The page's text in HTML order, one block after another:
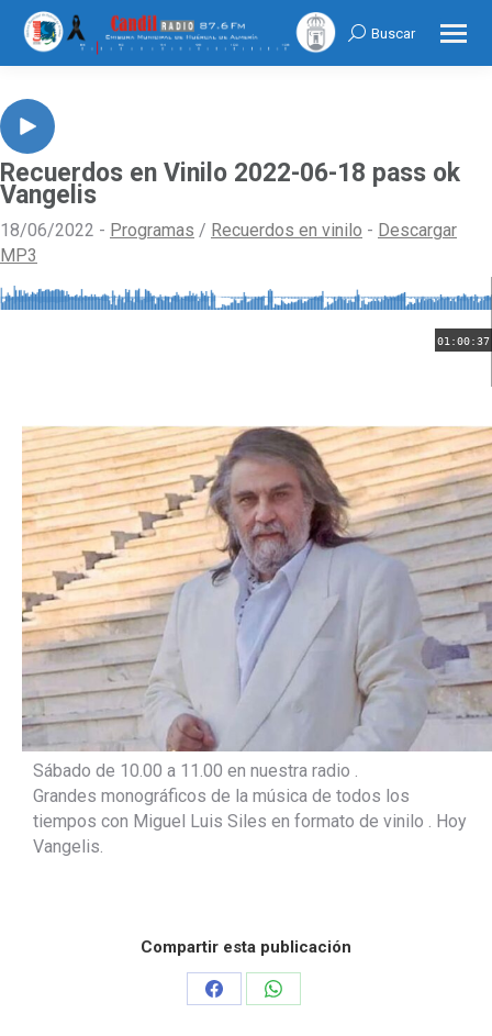
Search:
Buscar
Recuerdos en Vinilo 2022-06-18 pass ok
Vangelis
18/06/2022 - Programas / Recuerdos en vinilo - Descargar
MP3
01:00:37
Sábado de 10.00 a 11.00 en nuestra radio .
Grandes monográficos de la música de todos los
tiempos con Miguel Luis Siles en formato de vinilo . Hoy
Vangelis.
Compartir esta publicación
Share
Share